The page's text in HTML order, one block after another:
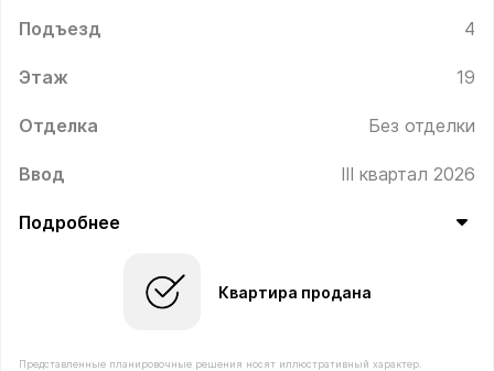
Подъезд 4
Этаж 19
Отделка Без отделки
Ввод III квартал 2026
Подробнее
Квартира продана
Представленные планировочные решения носят иллюстративный характер.